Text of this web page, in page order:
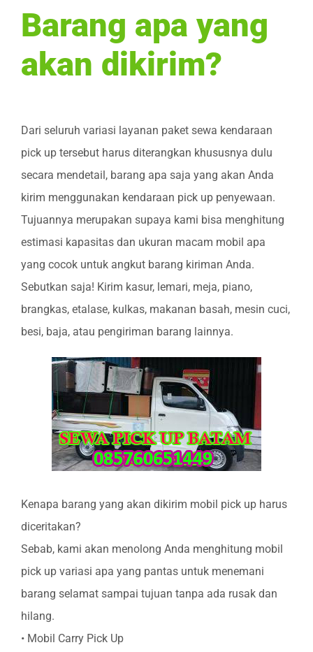
Barang apa yang
akan dikirim?
Dari seluruh variasi layanan paket sewa kendaraan
pick up tersebut harus diterangkan khususnya dulu
secara mendetail, barang apa saja yang akan Anda
kirim menggunakan kendaraan pick up penyewaan.
Tujuannya merupakan supaya kami bisa menghitung
estimasi kapasitas dan ukuran macam mobil apa
yang cocok untuk angkut barang kiriman Anda.
Sebutkan saja! Kirim kasur, lemari, meja, piano,
brangkas, etalase, kulkas, makanan basah, mesin cuci,
besi, baja, atau pengiriman barang lainnya.
Kenapa barang yang akan dikirim mobil pick up harus
diceritakan?
Sebab, kami akan menolong Anda menghitung mobil
pick up variasi apa yang pantas untuk menemani
barang selamat sampai tujuan tanpa ada rusak dan
hilang.
• Mobil Carry Pick Up